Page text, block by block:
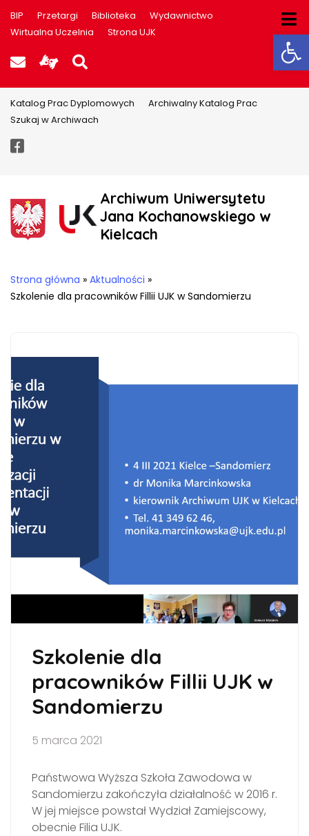
BIP Przetargi Biblioteka
Wydawnictwo
Wirtualna Uczelnia
Strona UJK
Poczta UJK
Informacje dla użytkowników
Szukaj na stronie
Katalog Prac Dyplomowych
Archiwalny Katalog Prac
Szukaj w Archiwach
Facebook
Archiwum Uniwersytetu
Jana Kochanowskiego w
Kielcach
Strona główna » Aktualności »
Szkolenie dla pracowników Fillii UJK w Sandomierzu
Szkolenie dla
pracowników Fillii UJK w
Sandomierzu
5 marca 2021
Państwowa Wyższa Szkoła Zawodowa w
Sandomierzu zakończyła działalność w 2016 r.
W jej miejsce powstał Wydział Zamiejscowy,
obecnie Filia UJK.